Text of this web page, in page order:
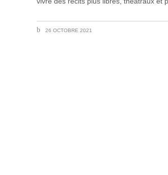
26 OCTOBRE 2021